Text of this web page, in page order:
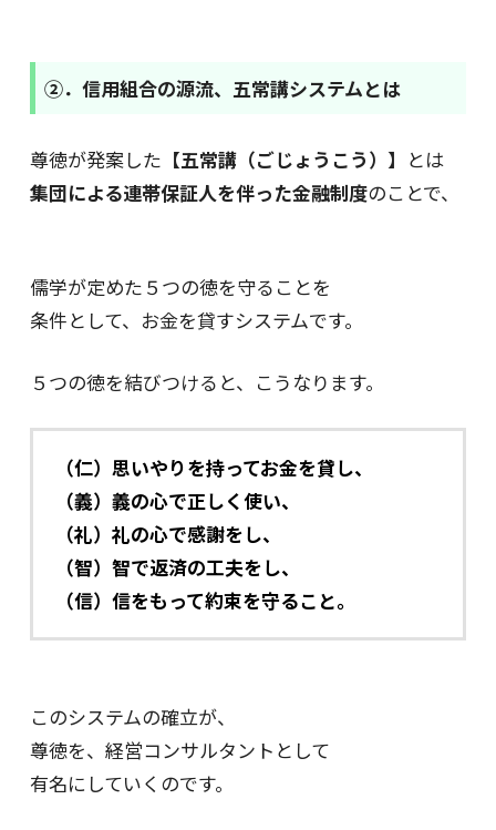
②．信用組合の源流、五常講システムとは
尊徳が発案した 【五常講（ごじょうこう）】 とは
集団による連帯保証人を伴った金融制度のことで、
儒学が定めた５つの徳を守ることを
条件として、お金を貸すシステムです。
５つの徳を結びつけると、こうなります。
（仁）思いやりを持ってお金を貸し、
（義）義の心で正しく使い、
（礼）礼の心で感謝をし、
（智）智で返済の工夫をし、
（信）信をもって約束を守ること。
このシステムの確立が、
尊徳を、経営コンサルタントとして
有名にしていくのです。